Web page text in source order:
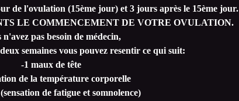
de l'ovulation (15ème jour) et 3 jours après le 15ème jour.
LE COMMENCEMENT DE VOTRE OVULATION.
n'avez pas besoin de médecin,
semaines vous pouvez resentir ce qui suit:
-1 maux de tête
de la température corporelle
de fatigue et somnolence)